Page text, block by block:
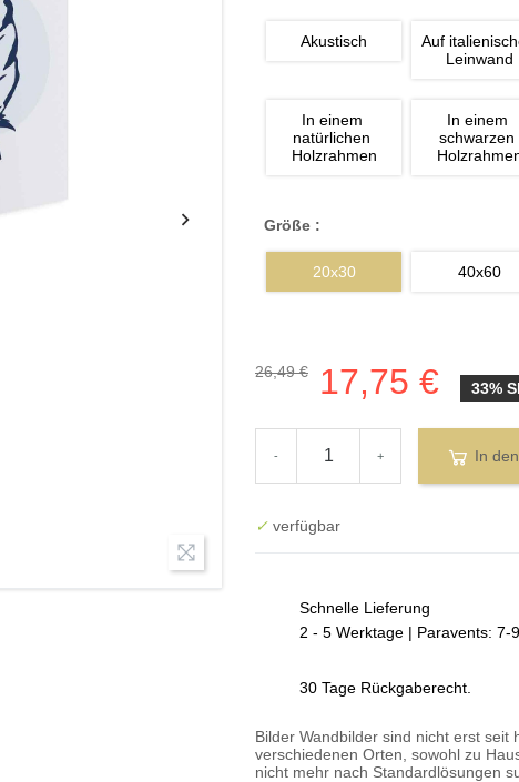
Akustisch
Auf
Leinwand
In einem
natürlichen
Holzrahmen
In einem
schwarzen
Größe :
20x30 40x60
26,49 € 17,75 € 33%
- + In
✓ verfügbar
Schnelle Lieferung
2 - 5 Werktage | Paravents: 7-
30 Tage Rückgaberecht.
Bilder Wandbilder sind nicht erst
verschiedenen Orten, sowohl zu
nicht mehr nach Standardlösungen